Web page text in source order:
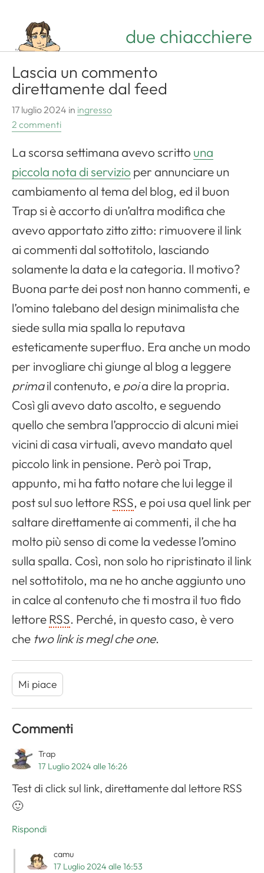
due chiacchiere
Lascia un commento
direttamente dal feed
17 luglio 2024 in ingresso
2 commenti
La scorsa settimana avevo scritto una
piccola nota di servizio per annunciare un
cambiamento al tema del blog, ed il buon
Trap si è accorto di un’altra modifica che
avevo apportato zitto zitto: rimuovere il link
ai commenti dal sottotitolo, lasciando
solamente la data e la categoria. Il motivo?
Buona parte dei post non hanno commenti, e
l’omino talebano del design minimalista che
siede sulla mia spalla lo reputava
esteticamente superfluo. Era anche un modo
per invogliare chi giunge al blog a leggere
primail contenuto, epoia dire la propria.
Così gli avevo dato ascolto, e seguendo
quello che sembra l’approccio di alcuni miei
vicini di casa virtuali, avevo mandato quel
piccolo link in pensione. Però poi Trap,
appunto, mi ha fatto notare che lui legge il
post sul suo lettoreRSS, e poi usa quel link per
saltare direttamente ai commenti, il che ha
molto più senso di come la vedesse l’omino
sulla spalla. Così, non solo ho ripristinato il link
nel sottotitolo, ma ne ho anche aggiunto uno
in calce al contenuto che ti mostra il tuo fido
lettoreRSS. Perché, in questo caso, è vero
che two link is megl che one.
Mi piace
Commenti
Trap
17 Luglio 2024 alle 16:26
Test di click sul link, direttamente dal lettore RSS
🙂
Rispondi
camu
17 Luglio 2024 alle 16:53